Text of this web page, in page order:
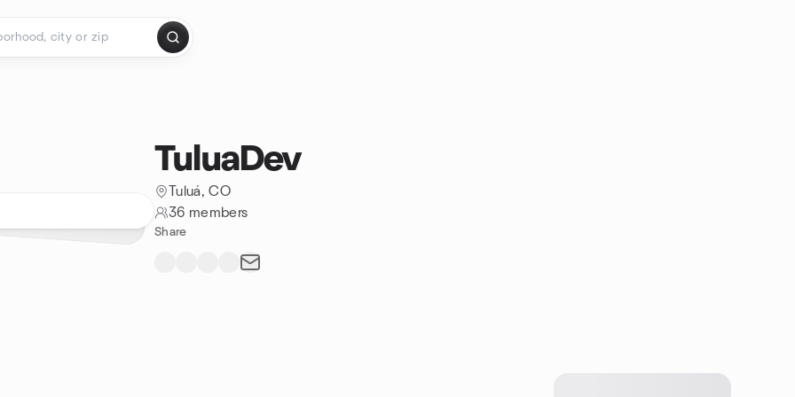
TuluaDev
Tuluá, CO
36 members
Share